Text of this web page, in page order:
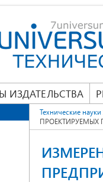
ИЗДАТЕЛЬСТВА
Технические науки
ПРОЕКТИРУЕМЫХ